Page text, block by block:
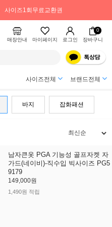
사이즈1회무료교환권
매장안내 마이페이지 로그인
0
장바구니
사이즈전체 브랜드전체
바지 잡화패션
남자큰옷 PGA 기능성 골프자켓 자
가드(네이비)-직수입 빅사이즈 PG5
9179
149,000원
1,490원 적립